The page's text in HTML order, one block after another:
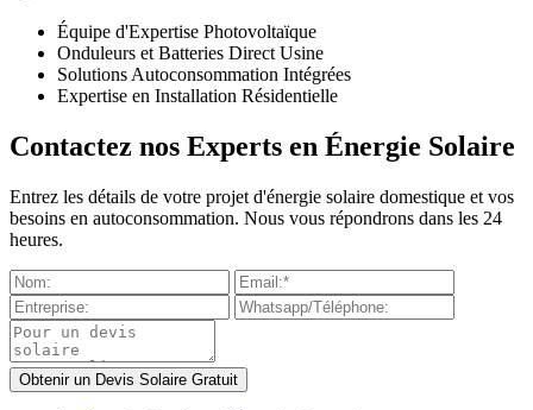
Équipe d'Expertise Photovoltaïque
Onduleurs et Batteries Direct Usine
Solutions Autoconsommation Intégrées
Expertise en Installation Résidentielle
Contactez nos Experts en Énergie Solaire
Entrez les détails de votre projet d'énergie solaire domestique et vos
besoins en autoconsommation. Nous vous répondrons dans les 24
heures.